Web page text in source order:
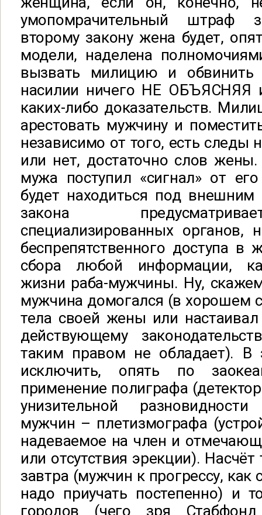
умопомрачительный штраф
второму закону жена будет,
модели, наделена
вызвать милицию и
насилии ничего НЕ
каких-либо доказательств.
арестовать мужчину и
независимо от того, есть следы
или нет, достаточно слов
мужа поступил «сигнал» от
будет находиться под
закона
специализированных органов,
беспрепятственного доступа
сбора любой информации,
жизни раба-мужчины. Ну,
мужчина домогался (в хорошем
тела своей жены или настаивал
действующему
таким правом не обладает). В
исключить, опять по
применение полиграфа
унизительной
мужчин – плетизмографа
надеваемое на член и
или отсутствия эрекции). Насчёт
завтра (мужчин к прогрессу, как
надо приучать постепенно) и
городов (чего зря